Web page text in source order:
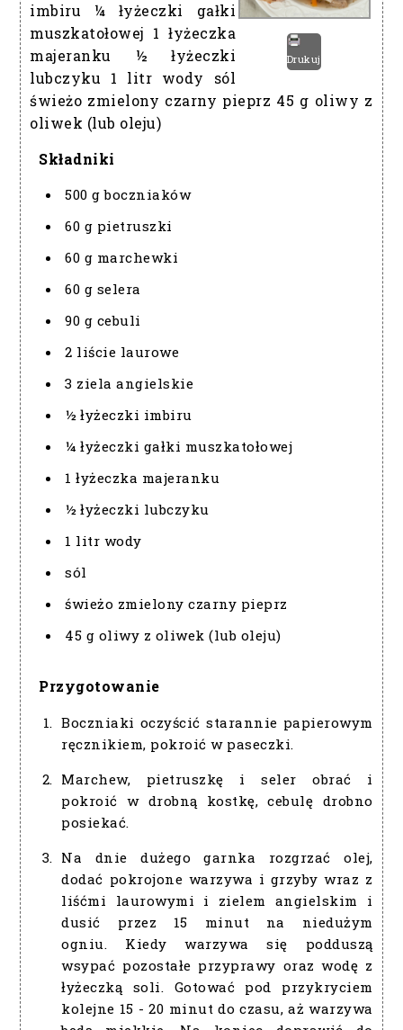
Drukuj
imbiru ¼ łyżeczki gałki
muszkatołowej 1 łyżeczka
majeranku ½ łyżeczki
lubczyku 1 litr wody sól
świeżo zmielony czarny pieprz 45 g oliwy z
oliwek (lub oleju)
Składniki
500 g boczniaków
60 g pietruszki
60 g marchewki
60 g selera
90 g cebuli
2 liście laurowe
3 ziela angielskie
½ łyżeczki imbiru
¼ łyżeczki gałki muszkatołowej
1 łyżeczka majeranku
½ łyżeczki lubczyku
1 litr wody
sól
świeżo zmielony czarny pieprz
45 g oliwy z oliwek (lub oleju)
Przygotowanie
Boczniaki oczyścić starannie papierowym
ręcznikiem, pokroić w paseczki.
Marchew, pietruszkę i seler obrać i
pokroić w drobną kostkę, cebulę drobno
posiekać.
Na dnie dużego garnka rozgrzać olej,
dodać pokrojone warzywa i grzyby wraz z
liśćmi laurowymi i zielem angielskim i
dusić przez 15 minut na niedużym
ogniu. Kiedy warzywa się podduszą
wsypać pozostałe przyprawy oraz wodę z
łyżeczką soli. Gotować pod przykryciem
kolejne 15 - 20 minut do czasu, aż warzywa